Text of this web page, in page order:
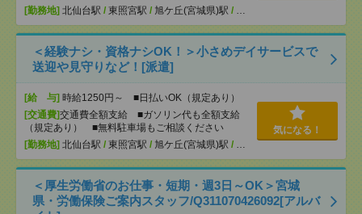
[勤務地] 北仙台駅 / 東照宮駅 / 旭ケ丘(宮城県)駅 / …
＜経験ナシ・資格ナシOK！＞小さめデイサービスで
送迎や見守りなど！[派遣]
[給 与] 時給1250円～ ■日払いOK（規定あり）
[交通費]交通費全額支給 ■ガソリン代も全額支給
（規定あり） ■無料駐車場もご相談ください
[勤務地] 北仙台駅 / 東照宮駅 / 旭ケ丘(宮城県)駅 / …
気になる！
＜厚生労働省のお仕事・短期・週3日～OK＞宮城
県・労働保険ご案内スタッフ/Q311070426092[アルバ